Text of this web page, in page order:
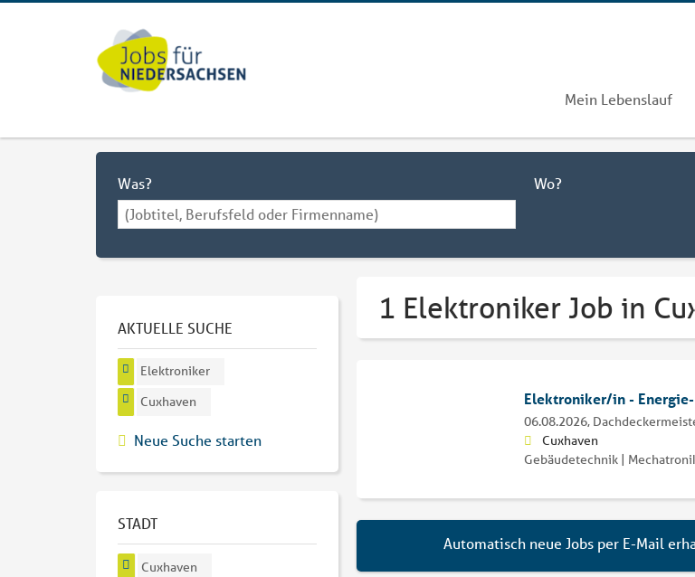
Mein Lebenslauf
Was? Wo?
1 Elektroniker Job in
Elektroniker/in -
06.08.2026,
Cuxhaven
Gebäudetechnik |
Automatisch neue Jobs per E-Mail
AKTUELLE SUCHE
Elektroniker
Cuxhaven
Neue Suche starten
STADT
Cuxhaven